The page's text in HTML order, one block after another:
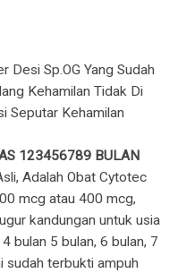
Desi Sp.OG Yang Sudah
Kehamilan Tidak Di
Seputar Kehamilan
123456789 BULAN
Adalah Obat Cytotec
mcg atau 400 mcg,
kandungan untuk usia
bulan 5 bulan, 6 bulan, 7
sudah terbukti ampuh